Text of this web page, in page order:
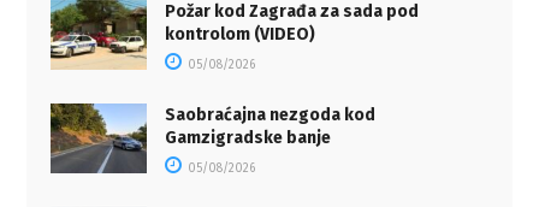
Požar kod Zagrađa za sada pod
kontrolom (VIDEO)
05/08/2026
Saobraćajna nezgoda kod
Gamzigradske banje
05/08/2026